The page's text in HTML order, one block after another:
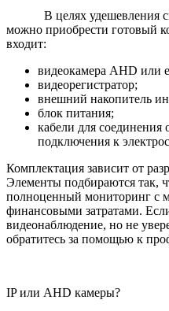
В целях удешевления
можно приобрести готовый
входит:
видеокамера AHD или
видеорегистратор;
внешний накопитель
блок питания;
кабели для соединения
подключения к
Комплектация зависит от
Элементы подбираются так,
полноценный мониторинг с
финансовыми затратами.
видеонаблюдение, но не
обратитесь за помощью к
IP или AHD камеры?